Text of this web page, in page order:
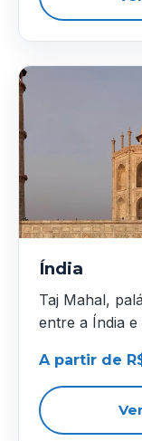
Índia
Taj Mahal,
entre a Índia e
A partir de